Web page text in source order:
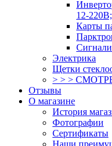
12-
Карты
Электрика
Щетки
> > >
Отзывы
О магазине
История
Фотографии
Сертификаты
Наши